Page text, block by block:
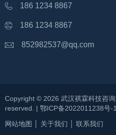
186 1234 8867
186 1234 8867
852982537@qq.com
Copyright © 2026 武汉祺霖科技咨
reserved. | 鄂ICP备2022011238号-1
网站地图
关于我们 联系我们